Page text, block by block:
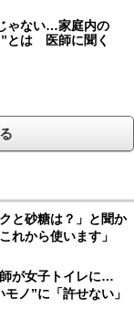
ゃない…家庭内の
とは 医師に聞く
と砂糖は？」と聞か
から使います」
師が女子トイレに…
ノ”に「許せない」